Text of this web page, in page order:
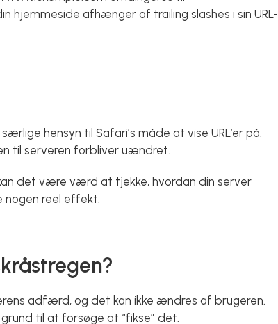
hjemmeside afhænger af trailing slashes i sin URL-
hensyn til Safari’s måde at vise URL’er på.
til serveren forbliver uændret.
det være værd at tjekke, hvordan din server
nogen reel effekt.
adfærd, og det kan ikke ændres af brugeren.
til at forsøge at “fikse” det.